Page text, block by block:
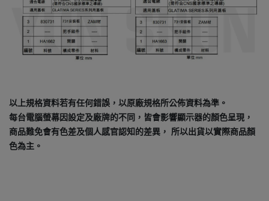
以上規格資料若有任何錯誤，以原廠規格所公佈資料為準。
每台電腦螢幕因設定及廠牌的不同，皆會影響顯示器的顏色呈現，
商品難免會有色差及個人感官認知的差異， 所以出貨以實際商品顏
色為主。